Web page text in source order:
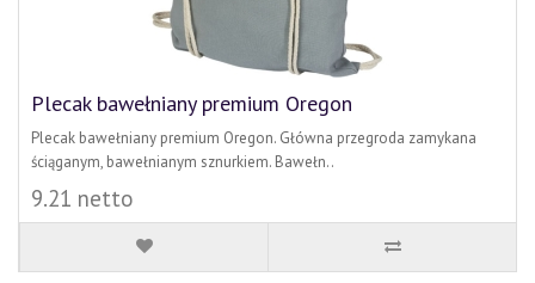
Plecak bawełniany premium Oregon
Plecak bawełniany premium Oregon. Główna przegroda zamykana
ściąganym, bawełnianym sznurkiem. Bawełn..
9.21 netto